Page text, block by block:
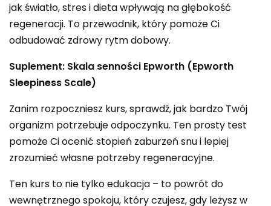
jak światło, stres i dieta wpływają na głębokość
regeneracji. To przewodnik, który pomoże Ci
odbudować zdrowy rytm dobowy.
Suplement: Skala senności Epworth (Epworth
Sleepiness Scale)
Zanim rozpoczniesz kurs, sprawdź, jak bardzo Twój
organizm potrzebuje odpoczynku. Ten prosty test
pomoże Ci ocenić stopień zaburzeń snu i lepiej
zrozumieć własne potrzeby regeneracyjne.
Ten kurs to nie tylko edukacja – to powrót do
wewnętrznego spokoju, który czujesz, gdy leżysz w